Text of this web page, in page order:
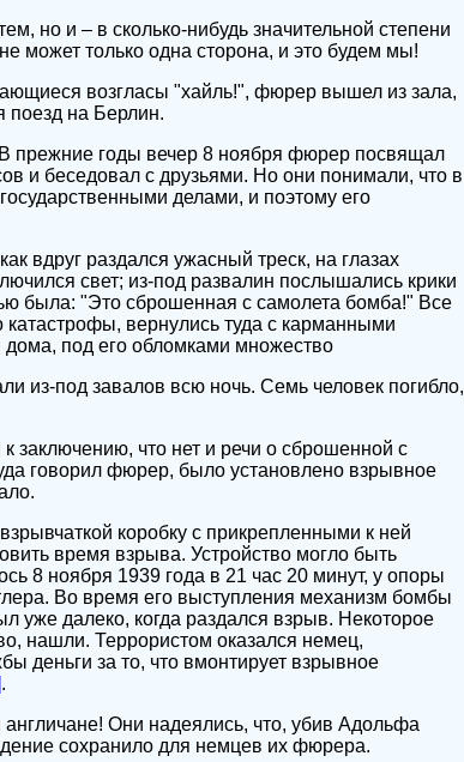
но и – в сколько-нибудь значительной степени
может только одна сторона, и это будем мы!
возгласы "хайль!", фюрер вышел из зала,
поезд на Берлин.
прежние годы вечер 8 ноября фюрер посвящал
и беседовал с друзьями. Но они понимали, что в
делами, и поэтому его
вдруг раздался ужасный треск, на глазах
свет; из-под развалин послышались крики
была: "Это сброшенная с самолета бомба!" Все
катастрофы, вернулись туда с карманными
под его обломками множество
из-под завалов всю ночь. Семь человек погибло,
заключению, что нет и речи о сброшенной с
говорил фюрер, было установлено взрывное
коробку с прикрепленными к ней
время взрыва. Устройство могло быть
8 ноября 1939 года в 21 час 20 минут, у опоры
Во время его выступления механизм бомбы
далеко, когда раздался взрыв. Некоторое
нашли. Террористом оказался немец,
деньги за то, что вмонтирует взрывное
.
Они надеялись, что, убив Адольфа
сохранило для немцев их фюрера.